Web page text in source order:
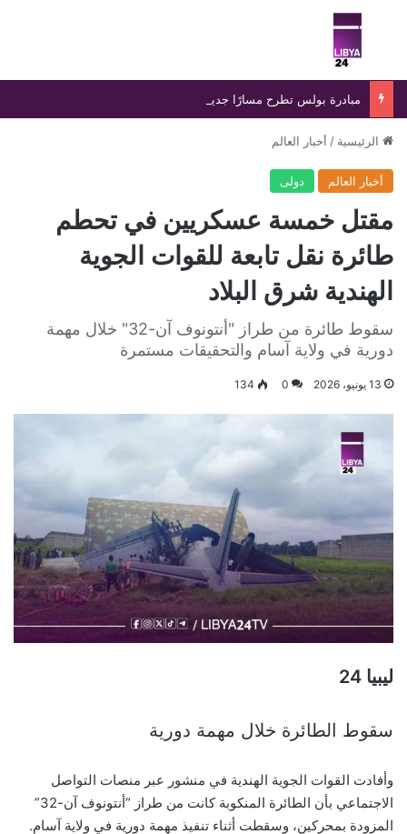
بحث عن
مبادرة بولس تطرح مسارًا جديدًا لإنهاء الانسداد السياسي في ليبيا
الرئيسية / أخبار العالم
أخبار العالم دولى
مقتل خمسة عسكريين في تحطم
طائرة نقل تابعة للقوات الجوية
الهندية شرق البلاد
سقوط طائرة من طراز "أنتونوف آن-32" خلال مهمة
دورية في ولاية آسام والتحقيقات مستمرة
13 يونيو، 2026 0
134
ليبيا 24
سقوط الطائرة خلال مهمة دورية
وأفادت القوات الجوية الهندية في منشور عبر منصات التواصل
الاجتماعي بأن الطائرة المنكوبة كانت من طراز “أنتونوف آن-32”
المزودة بمحركين، وسقطت أثناء تنفيذ مهمة دورية في ولاية آسام.